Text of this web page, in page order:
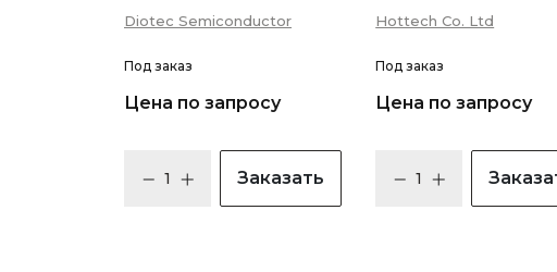
Diotec Semiconductor
Под заказ
Цена по запросу
Заказать
Hottech Co. Ltd
Под заказ
Цена по запросу